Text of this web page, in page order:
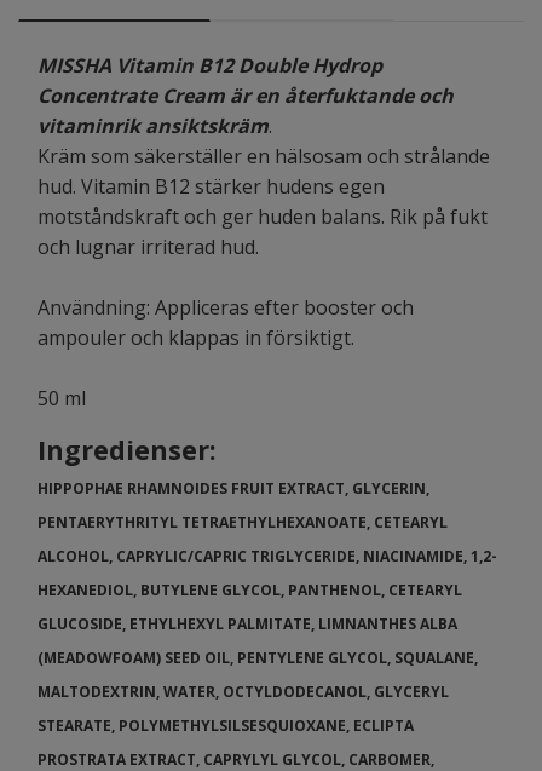
MISSHA Vitamin B12 Double Hydrop
Concentrate Cream är en återfuktande och
vitaminrik ansiktskräm.
Kräm som säkerställer en hälsosam och strålande
hud. Vitamin B12 stärker hudens egen
motståndskraft och ger huden balans. Rik på fukt
och lugnar irriterad hud.
Användning: Appliceras efter booster och
ampouler och klappas in försiktigt.
50 ml
Ingredienser:
HIPPOPHAE RHAMNOIDES FRUIT EXTRACT, GLYCERIN,
PENTAERYTHRITYL TETRAETHYLHEXANOATE, CETEARYL
ALCOHOL, CAPRYLIC/CAPRIC TRIGLYCERIDE, NIACINAMIDE, 1,2-
HEXANEDIOL, BUTYLENE GLYCOL, PANTHENOL, CETEARYL
GLUCOSIDE, ETHYLHEXYL PALMITATE, LIMNANTHES ALBA
(MEADOWFOAM) SEED OIL, PENTYLENE GLYCOL, SQUALANE,
MALTODEXTRIN, WATER, OCTYLDODECANOL, GLYCERYL
STEARATE, POLYMETHYLSILSESQUIOXANE, ECLIPTA
PROSTRATA EXTRACT, CAPRYLYL GLYCOL, CARBOMER,